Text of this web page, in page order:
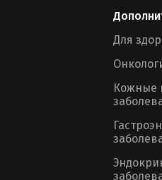
Для
Кожные